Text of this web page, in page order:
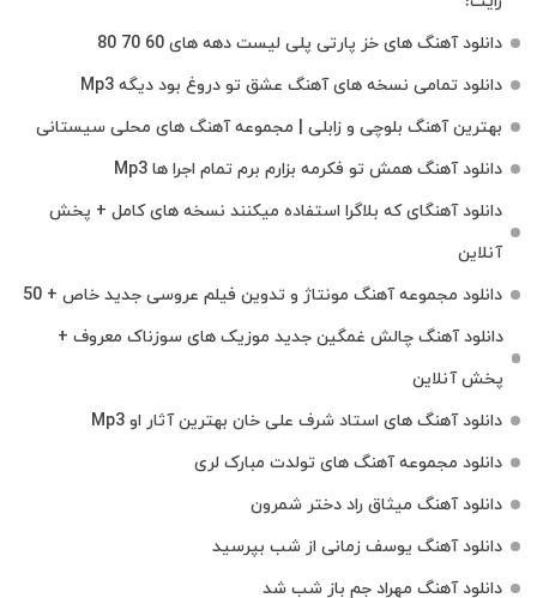
دانلود آهنگ های خز پارتی پلی لیست دهه های 60 70 80
دانلود تمامی نسخه های آهنگ عشق تو دروغ بود دیگه Mp3
بهترین آهنگ بلوچی و زابلی | مجموعه آهنگ‌ های محلی سیستانی
دانلود آهنگ همش تو فکرمه بزارم برم تمام اجرا ها Mp3
دانلود آهنگای که بلاگرا استفاده میکنند نسخه های کامل + پخش
آنلاین
دانلود مجموعه آهنگ مونتاژ و تدوین فیلم عروسی جدید خاص + 50
دانلود آهنگ چالش غمگین جدید موزیک های سوزناک معروف +
پخش آنلاین
دانلود آهنگ های استاد شرف علی خان بهترین آثار او Mp3
دانلود مجموعه آهنگ های تولدت مبارک لری
دانلود آهنگ میثاق راد دختر شمرون
دانلود آهنگ یوسف زمانی از شب بپرسید
دانلود آهنگ مهراد جم باز شب شد